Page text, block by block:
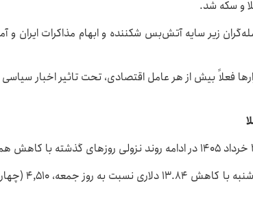
و سکه شد.
زیر سایه آتش‌بس شکننده و ابهام مذاکرات ایران و
فعلاً بیش از هر عامل اقتصادی، تحت تاثیر اخبار
قیمت طلای